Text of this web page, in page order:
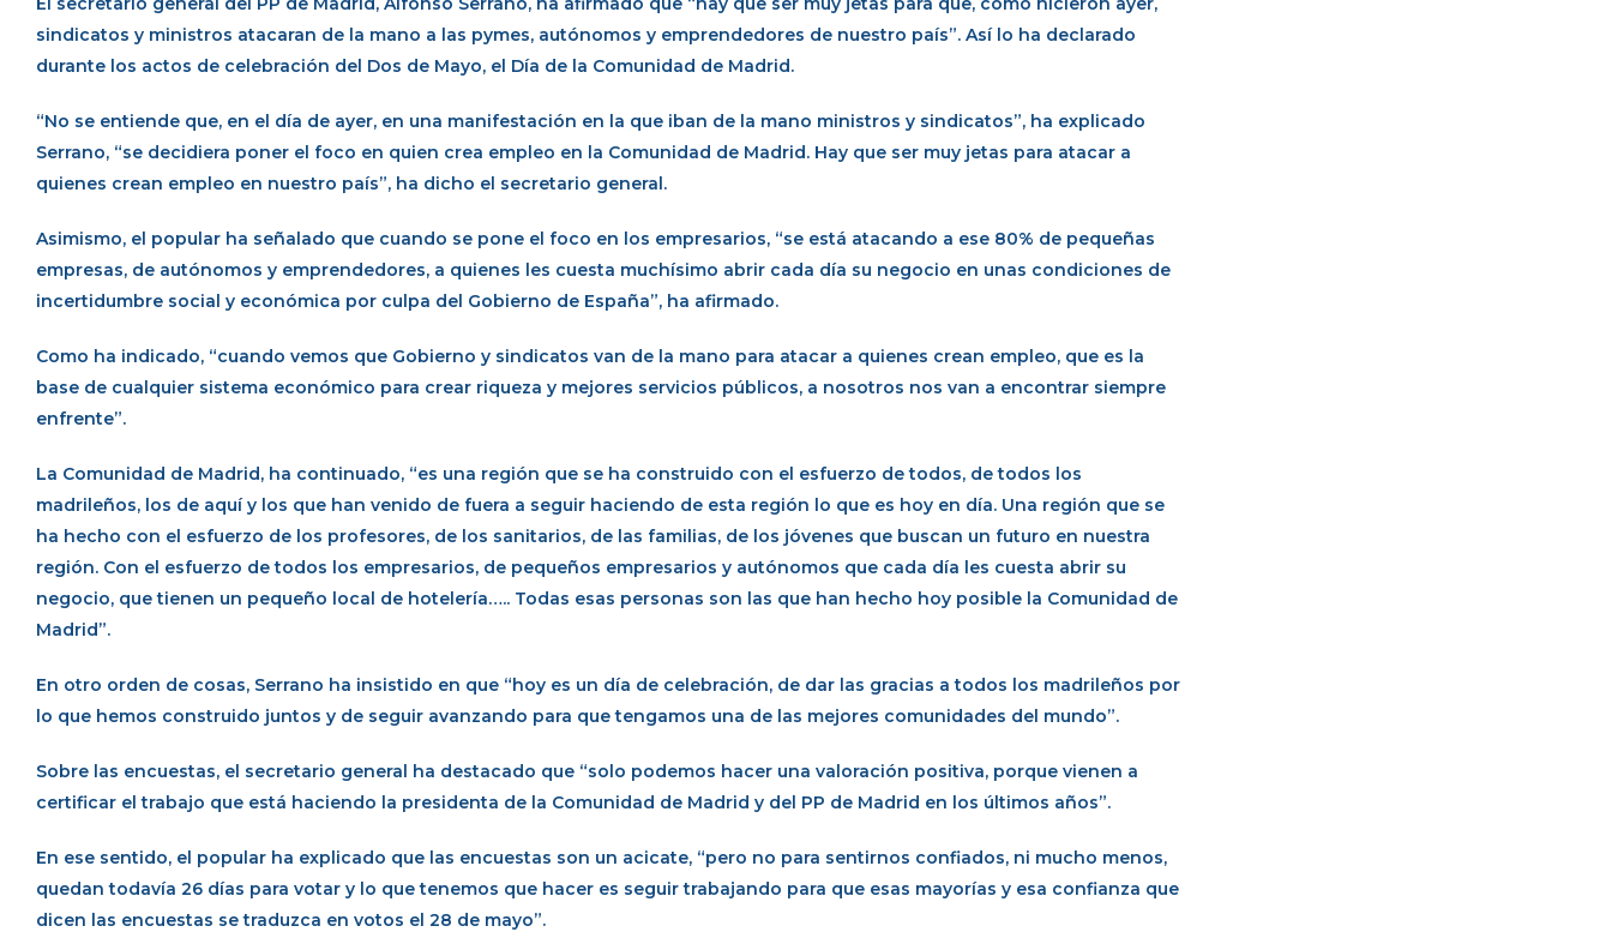
sindicatos y ministros atacaran de la mano a las pymes, autónomos y emprendedores de nuestro país”. Así lo ha declarado
durante los actos de celebración del Dos de Mayo, el Día de la Comunidad de Madrid.
“No se entiende que, en el día de ayer, en una manifestación en la que iban de la mano ministros y sindicatos”, ha explicado
Serrano, “se decidiera poner el foco en quien crea empleo en la Comunidad de Madrid. Hay que ser muy jetas para atacar a
quienes crean empleo en nuestro país”, ha dicho el secretario general.
Asimismo, el popular ha señalado que cuando se pone el foco en los empresarios, “se está atacando a ese 80% de pequeñas
empresas, de autónomos y emprendedores, a quienes les cuesta muchísimo abrir cada día su negocio en unas condiciones de
incertidumbre social y económica por culpa del Gobierno de España”, ha afirmado.
Como ha indicado, “cuando vemos que Gobierno y sindicatos van de la mano para atacar a quienes crean empleo, que es la
base de cualquier sistema económico para crear riqueza y mejores servicios públicos, a nosotros nos van a encontrar siempre
enfrente”.
La Comunidad de Madrid, ha continuado, “es una región que se ha construido con el esfuerzo de todos, de todos los
madrileños, los de aquí y los que han venido de fuera a seguir haciendo de esta región lo que es hoy en día. Una región que se
ha hecho con el esfuerzo de los profesores, de los sanitarios, de las familias, de los jóvenes que buscan un futuro en nuestra
región. Con el esfuerzo de todos los empresarios, de pequeños empresarios y autónomos que cada día les cuesta abrir su
negocio, que tienen un pequeño local de hotelería….. Todas esas personas son las que han hecho hoy posible la Comunidad de
Madrid”.
En otro orden de cosas, Serrano ha insistido en que “hoy es un día de celebración, de dar las gracias a todos los madrileños por
lo que hemos construido juntos y de seguir avanzando para que tengamos una de las mejores comunidades del mundo”.
Sobre las encuestas, el secretario general ha destacado que “solo podemos hacer una valoración positiva, porque vienen a
certificar el trabajo que está haciendo la presidenta de la Comunidad de Madrid y del PP de Madrid en los últimos años”.
En ese sentido, el popular ha explicado que las encuestas son un acicate, “pero no para sentirnos confiados, ni mucho menos,
quedan todavía 26 días para votar y lo que tenemos que hacer es seguir trabajando para que esas mayorías y esa confianza que
dicen las encuestas se traduzca en votos el 28 de mayo”.